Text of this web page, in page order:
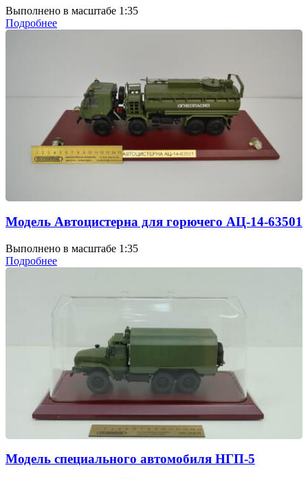
Выполнено в масштабе 1:35
Подробнее
Модель Автоцистерна для горючего АЦ-14-63501
Выполнено в масштабе 1:35
Подробнее
Модель специального автомобиля НГП-5